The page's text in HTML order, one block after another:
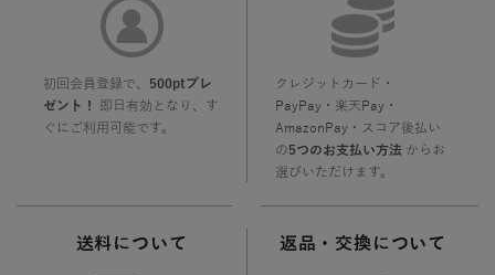
初回会員登録で、 500ptプレ
ゼント！
即日有効となり、す
ぐにご利用可能です。
クレジットカード・
PayPay・楽天Pay・
AmazonPay・スコア後払い
の5つのお支払い方法からお
選びいただけます。
送料について 返品・交換について